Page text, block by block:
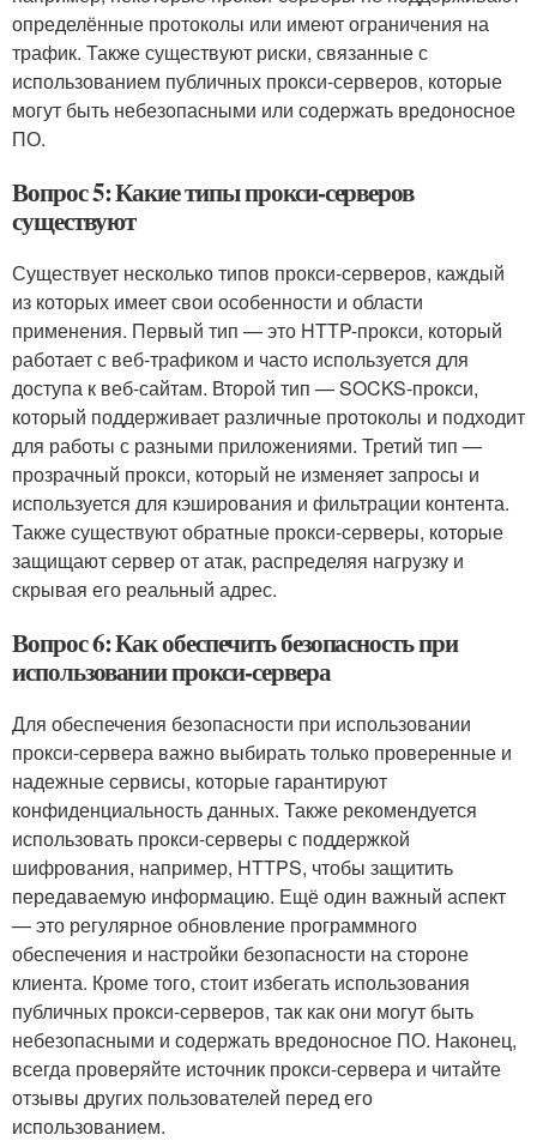
определённые протоколы или имеют ограничения на
трафик. Также существуют риски, связанные с
использованием публичных прокси-серверов, которые
могут быть небезопасными или содержать вредоносное
ПО.
Вопрос 5: Какие типы прокси-серверов
существуют
Существует несколько типов прокси-серверов, каждый
из которых имеет свои особенности и области
применения. Первый тип — это HTTP-прокси, который
работает с веб-трафиком и часто используется для
доступа к веб-сайтам. Второй тип — SOCKS-прокси,
который поддерживает различные протоколы и подходит
для работы с разными приложениями. Третий тип —
прозрачный прокси, который не изменяет запросы и
используется для кэширования и фильтрации контента.
Также существуют обратные прокси-серверы, которые
защищают сервер от атак, распределяя нагрузку и
скрывая его реальный адрес.
Вопрос 6: Как обеспечить безопасность при
использовании прокси-сервера
Для обеспечения безопасности при использовании
прокси-сервера важно выбирать только проверенные и
надежные сервисы, которые гарантируют
конфиденциальность данных. Также рекомендуется
использовать прокси-серверы с поддержкой
шифрования, например, HTTPS, чтобы защитить
передаваемую информацию. Ещё один важный аспект
— это регулярное обновление программного
обеспечения и настройки безопасности на стороне
клиента. Кроме того, стоит избегать использования
публичных прокси-серверов, так как они могут быть
небезопасными и содержать вредоносное ПО. Наконец,
всегда проверяйте источник прокси-сервера и читайте
отзывы других пользователей перед его
использованием.